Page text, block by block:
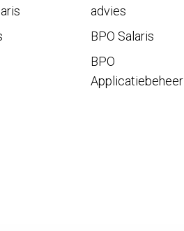
advies
BPO Salaris
BPO
Applicatiebeheer